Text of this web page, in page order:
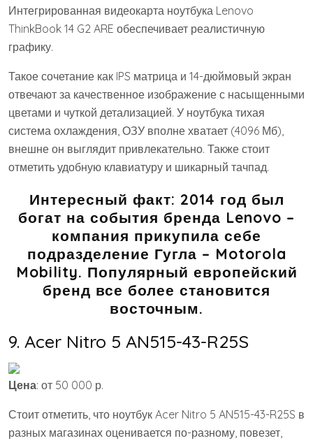
Интегрированная видеокарта ноутбука Lenovo
ThinkBook 14 G2 ARE обеспечивает реалистичную
графику.
Такое сочетание как IPS матрица и 14-дюймовый экран
отвечают за качественное изображение с насыщенными
цветами и чуткой детализацией. У ноутбука тихая
система охлаждения, ОЗУ вполне хватает (4096 Мб),
внешне он выглядит привлекательно. Также стоит
отметить удобную клавиатуру и шикарный тачпад.
Интересный факт: 2014 год был
богат на события бренда Lenovo –
компания прикупила себе
подразделение Гугла – Motorola
Mobility. Популярный европейский
бренд все более становится
восточным.
9. Acer Nitro 5 AN515-43-R25S
Цена: от 50 000 р.
Стоит отметить, что ноутбук Acer Nitro 5 AN515-43-R25S в
разных магазинах оценивается по-разному, повезет,